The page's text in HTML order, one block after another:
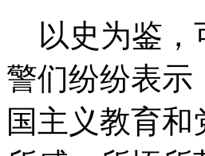
以史为鉴，
警们纷纷表示
国主义教育